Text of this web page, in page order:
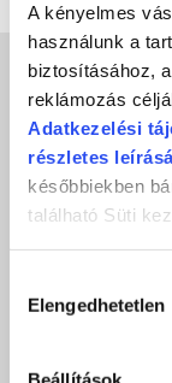
A kényelmes
használunk a
biztosításához,
reklámozás
Adatkezelési
részletes
későbbiekben
található Süti
kiválasztása
Elengedhetetlen
Crystal
Fashion
24990 FT
100%